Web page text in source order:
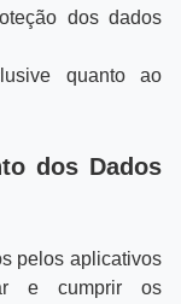
dos dados
quanto ao
dos Dados
pelos aplicativos
e cumprir os